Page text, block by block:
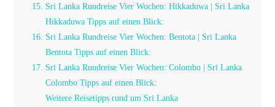
15. Sri Lanka Rundreise Vier Wochen: Hikkaduwa | Sri Lanka
Hikkaduwa Tipps auf einen Blick:
16. Sri Lanka Rundreise Vier Wochen: Bentota | Sri Lanka
Bentota Tipps auf einen Blick:
17. Sri Lanka Rundreise Vier Wochen: Colombo | Sri Lanka
Colombo Tipps auf einen Blick:
Weitere Reisetipps rund um Sri Lanka